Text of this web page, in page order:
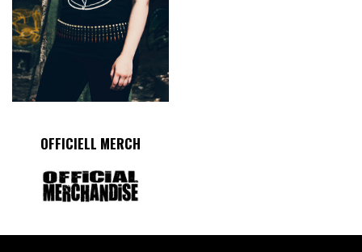
OFFICIELL MERCH